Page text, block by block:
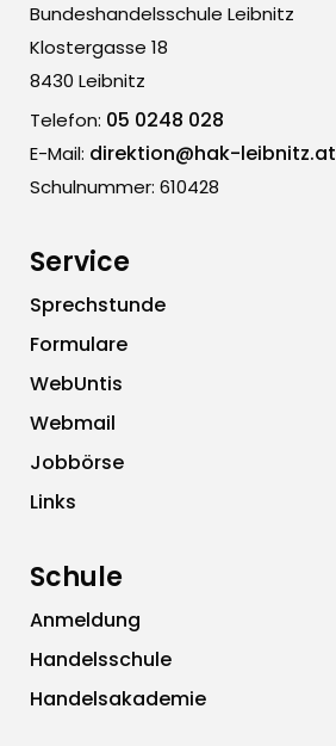
Bundeshandelsschule Leibnitz
Klostergasse 18
8430 Leibnitz
Telefon: 05 0248 028
E-Mail: direktion@hak-leibnitz.at
Schulnummer: 610428
Service
Sprechstunde
Formulare
WebUntis
Webmail
Jobbörse
Links
Schule
Anmeldung
Handelsschule
Handelsakademie